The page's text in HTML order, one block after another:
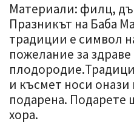
Материали: филц,
Празникът на Баба
традиции е символ
пожелание за здраве
и късмет носи
подарена. Подарете
хора.